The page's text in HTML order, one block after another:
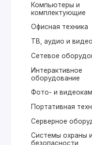
Компьютеры и
комплектующие
Офисная техника
ТВ, аудио и видео
Сетевое
Интерактивное
оборудование
Фото- и
Портативная
Серверное
Системы охраны и
безопасности